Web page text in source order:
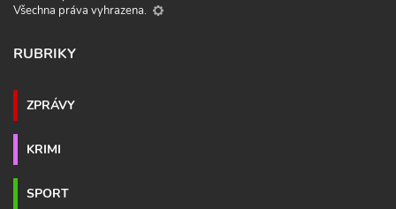
Všechna práva vyhrazena.
RUBRIKY
ZPRÁVY
KRIMI
SPORT